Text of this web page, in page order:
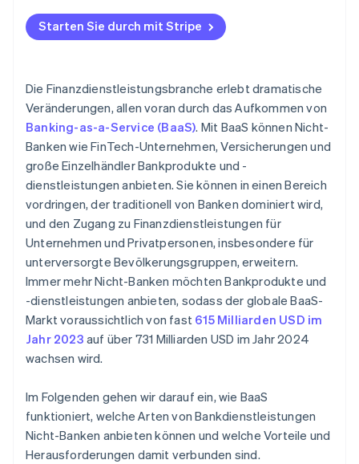
Technische Infrastruktur
Kundenbetreuung und Kundenbindung
Abhängigkeit von Drittanbietern
Eingeschränkte Kontrolle über die Nutzererfahrung
Kundenakquise und Onboarding
Kundenerwartungen
Verbesserung und Compliance
Datensicherheit und Datenschutz
Wahrnehmung und Reputation Ihrer Marke
Starten Sie durch mit Stripe
Die Finanzdienstleistungsbranche erlebt dramatische
Veränderungen, allen voran durch das Aufkommen von
Banking-as-a-Service (BaaS). Mit BaaS können Nicht-
Banken wie FinTech-Unternehmen, Versicherungen und
große Einzelhändler Bankprodukte und -
dienstleistungen anbieten. Sie können in einen Bereich
vordringen, der traditionell von Banken dominiert wird,
und den Zugang zu Finanzdienstleistungen für
Unternehmen und Privatpersonen, insbesondere für
unterversorgte Bevölkerungsgruppen, erweitern.
Immer mehr Nicht-Banken möchten Bankprodukte und
-dienstleistungen anbieten, sodass der globale BaaS-
Markt voraussichtlich von fast 615 Milliarden USD im
Jahr 2023 auf über 731 Milliarden USD im Jahr 2024
wachsen wird.
Im Folgenden gehen wir darauf ein, wie BaaS
funktioniert, welche Arten von Bankdienstleistungen
Nicht-Banken anbieten können und welche Vorteile und
Herausforderungen damit verbunden sind.